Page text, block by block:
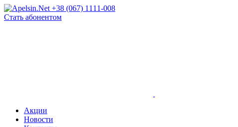
+38 (067) 1111-008
Стать абонентом
Акции
Новости